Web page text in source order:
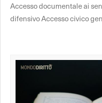
Accesso documentale ai
difensivo Accesso civico